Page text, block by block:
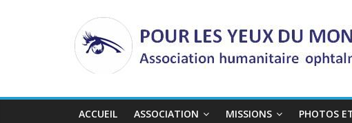
ACCUEIL ASSOCIATION MISSIONS PHOTOS